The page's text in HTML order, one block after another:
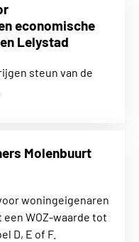
economische
Lelystad
steun van de
Molenbuurt
woningeigenaren
WOZ-waarde tot
D, E of F.